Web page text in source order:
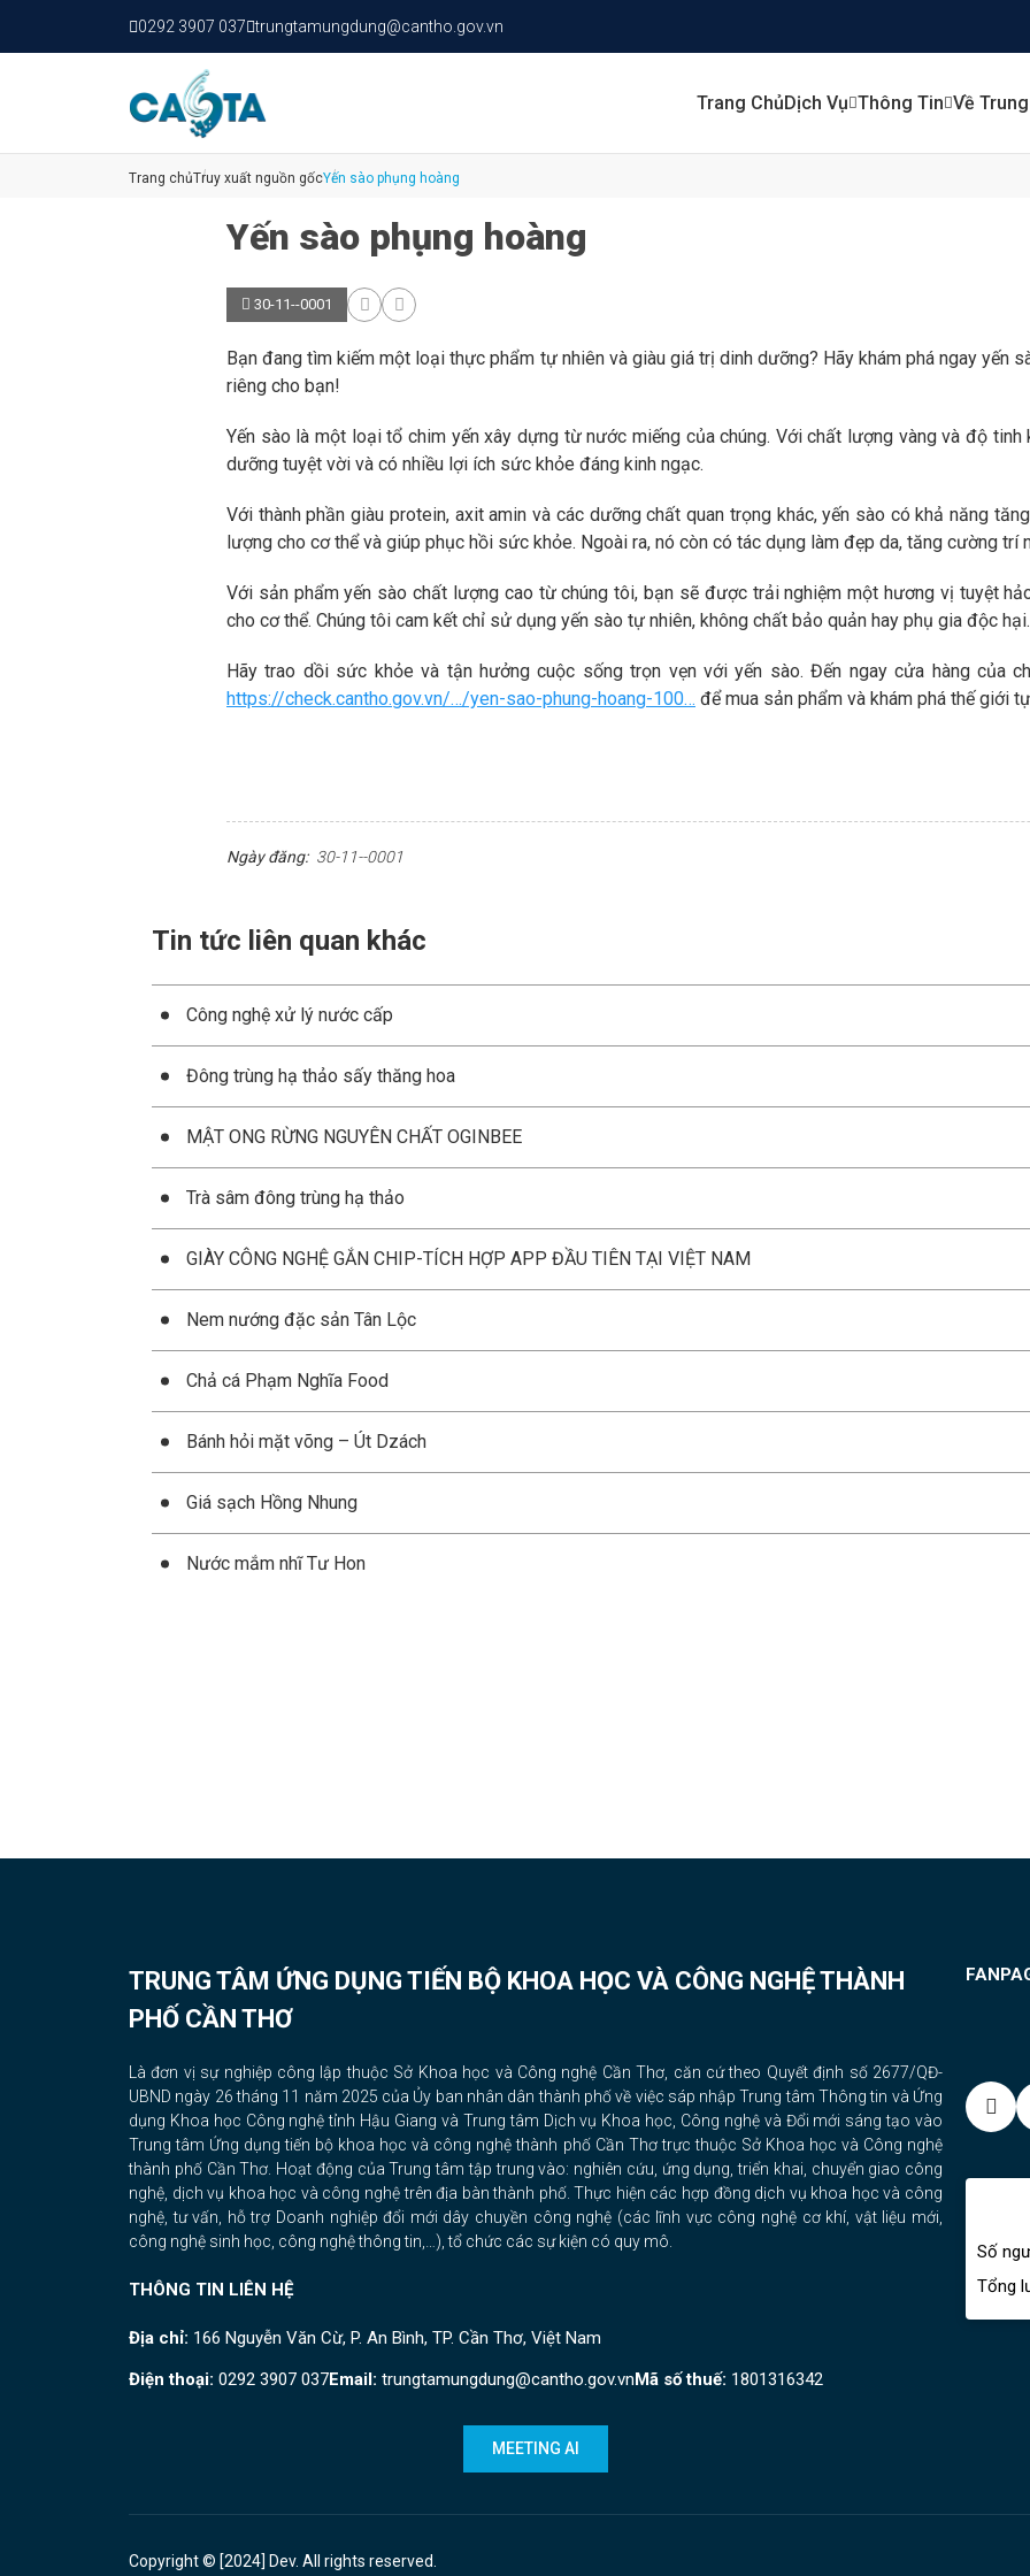
0292 3907 037 trungtamungdung@cantho.gov.vn
Trang ChủDịch Vụ Thông Tin Về
Trang chủTruy xuất nguồn gốcYến sào phụng hoàng
Yến sào phụng hoàng
30-11--0001
Bạn đang tìm kiếm một loại thực phẩm tự nhiên và giàu giá trị dinh dưỡng? Hãy khám phá ngay yến
riêng cho bạn!
Yến sào là một loại tổ chim yến xây dựng từ nước miếng của chúng. Với chất lượng vàng và độ tinh
dưỡng tuyệt vời và có nhiều lợi ích sức khỏe đáng kinh ngạc.
Với thành phần giàu protein, axit amin và các dưỡng chất quan trọng khác, yến sào có khả năng
lượng cho cơ thể và giúp phục hồi sức khỏe. Ngoài ra, nó còn có tác dụng làm đẹp da, tăng cường trí
Với sản phẩm yến sào chất lượng cao từ chúng tôi, bạn sẽ được trải nghiệm một hương vị tuyệt
cho cơ thể. Chúng tôi cam kết chỉ sử dụng yến sào tự nhiên, không chất bảo quản hay phụ gia độc hại.
Hãy trao dồi sức khỏe và tận hưởng cuộc sống trọn vẹn với yến sào. Đến ngay cửa hàng của
https://check.cantho.gov.vn/…/yen-sao-phung-hoang-100… để mua sản phẩm và khám phá thế giới
Ngày đăng: 30-11--0001
Tin tức liên quan khác
Công nghệ xử lý nước cấp
Đông trùng hạ thảo sấy thăng hoa
MẬT ONG RỪNG NGUYÊN CHẤT OGINBEE
Trà sâm đông trùng hạ thảo
GIÀY CÔNG NGHỆ GẮN CHIP-TÍCH HỢP APP ĐẦU TIÊN TẠI VIỆT NAM
Nem nướng đặc sản Tân Lộc
Chả cá Phạm Nghĩa Food
Bánh hỏi mặt võng – Út Dzách
Giá sạch Hồng Nhung
Nước mắm nhĩ Tư Hon
TRUNG TÂM ỨNG DỤNG TIẾN BỘ KHOA HỌC VÀ CÔNG NGHỆ THÀNH
PHỐ CẦN THƠ
Là đơn vị sự nghiệp công lập thuộc Sở Khoa học và Công nghệ Cần Thơ, căn cứ theo Quyết định số 2677/QĐ-
UBND ngày 26 tháng 11 năm 2025 của Ủy ban nhân dân thành phố về việc sáp nhập Trung tâm Thông tin và Ứng
dụng Khoa học Công nghệ tỉnh Hậu Giang và Trung tâm Dịch vụ Khoa học, Công nghệ và Đổi mới sáng tạo vào
Trung tâm Ứng dụng tiến bộ khoa học và công nghệ thành phố Cần Thơ trực thuộc Sở Khoa học và Công nghệ
thành phố Cần Thơ. Hoạt động của Trung tâm tập trung vào: nghiên cứu, ứng dụng, triển khai, chuyển giao công
nghệ, dịch vụ khoa học và công nghệ trên địa bàn thành phố. Thực hiện các hợp đồng dịch vụ khoa học và công
nghệ, tư vấn, hỗ trợ Doanh nghiệp đổi mới dây chuyền công nghệ (các lĩnh vực công nghệ cơ khí, vật liệu mới,
công nghệ sinh học, công nghệ thông tin,…), tổ chức các sự kiện có quy mô.
THÔNG TIN LIÊN HỆ
Địa chỉ: 166 Nguyễn Văn Cừ, P. An Bình, TP. Cần Thơ, Việt Nam
Điện thoại: 0292 3907 037Email: trungtamungdung@cantho.gov.vnMã số thuế: 1801316342
MEETING AI
Số
Tổng
Copyright © [2024] Dev. All rights reserved.